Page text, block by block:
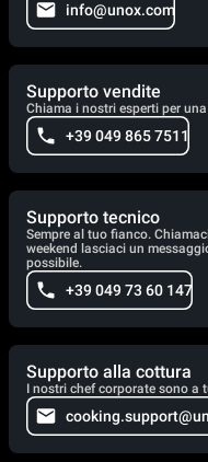
info@unox.com
Supporto vendite
Chiama i nostri esperti per
+39 049 865 7511
Supporto tecnico
Sempre al tuo fianco.
weekend lasciaci un
possibile.
+39 049 73 60 147
Supporto alla cottura
I nostri chef corporate sono a